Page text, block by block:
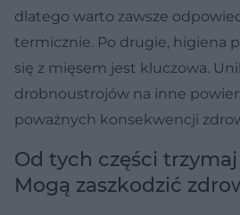
dlatego warto zawsze
termicznie. Po drugie, higiena
się z mięsem jest kluczowa.
drobnoustrojów na inne
poważnych konsekwencji
Od tych części trzymaj
Mogą zaszkodzić